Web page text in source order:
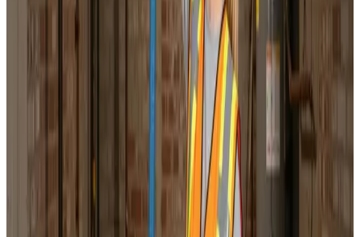
Professionel ventilationsrens